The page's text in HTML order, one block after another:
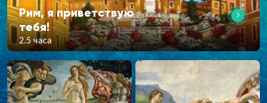
Рим, я приветствую
тебя!
2.5 часа